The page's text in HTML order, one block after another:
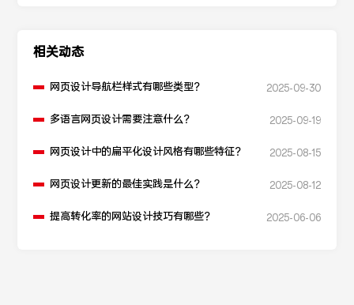
相关动态
网页设计导航栏样式有哪些类型？ 2025-09-30
多语言网页设计需要注意什么？ 2025-09-19
网页设计中的扁平化设计风格有哪些特征？ 2025-08-15
网页设计更新的最佳实践是什么？ 2025-08-12
提高转化率的网站设计技巧有哪些？ 2025-06-06